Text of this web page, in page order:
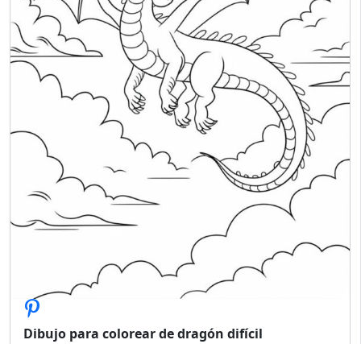
Dibujo para colorear de dragón difícil